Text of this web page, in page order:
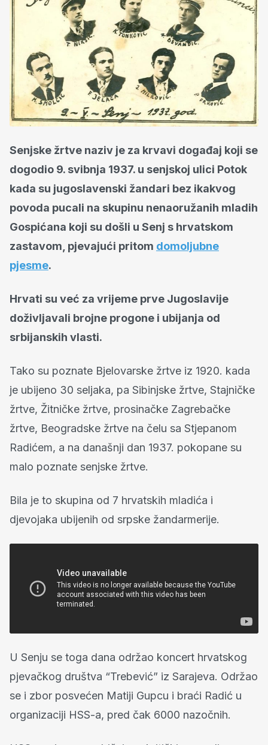
Senjske žrtve naziv je za krvavi događaj koji se
dogodio 9. svibnja 1937. u senjskoj ulici Potok
kada su jugoslavenski žandari bez ikakvog
povoda pucali na skupinu nenaoružanih mladih
Gospićana koji su došli u Senj s hrvatskom
zastavom, pjevajući pritom domoljubne
pjesme.
Hrvati su već za vrijeme prve Jugoslavije
doživljavali brojne progone i ubijanja od
srbijanskih vlasti.
Tako su poznate Bjelovarske žrtve iz 1920. kada
je ubijeno 30 seljaka, pa Sibinjske žrtve, Stajničke
žrtve, Žitničke žrtve, prosinačke Zagrebačke
žrtve, Beogradske žrtve na čelu sa Stjepanom
Radićem, a na današnji dan 1937. pokopane su
malo poznate senjske žrtve.
Bila je to skupina od 7 hrvatskih mladića i
djevojaka ubijenih od srpske žandarmerije.
U Senju se toga dana održao koncert hrvatskog
pjevačkog društva “Trebević” iz Sarajeva. Održao
se i zbor posvećen Matiji Gupcu i braći Radić u
organizaciji HSS-a, pred čak 6000 nazočnih.